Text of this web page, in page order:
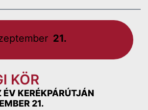
21.
KÖR
ÉV KERÉKPÁRÚTJÁN
21.